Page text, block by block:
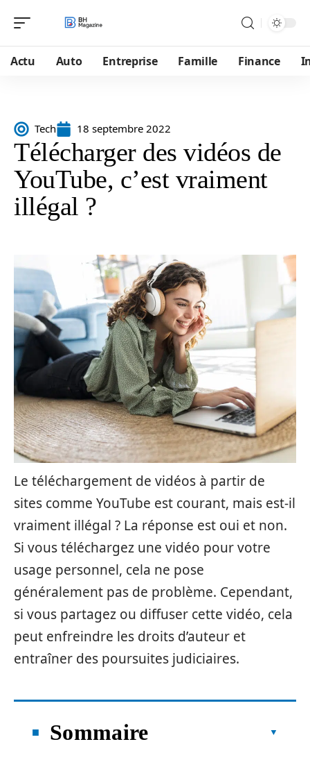
Actu Auto Entreprise Famille Finance
Tech 18 septembre 2022
Télécharger des vidéos de
YouTube, c’est vraiment
illégal ?
Le téléchargement de vidéos à partir de
sites comme YouTube est courant, mais est-il
vraiment illégal ? La réponse est oui et non.
Si vous téléchargez une vidéo pour votre
usage personnel, cela ne pose
généralement pas de problème. Cependant,
si vous partagez ou diffuser cette vidéo, cela
peut enfreindre les droits d’auteur et
entraîner des poursuites judiciaires.
Sommaire